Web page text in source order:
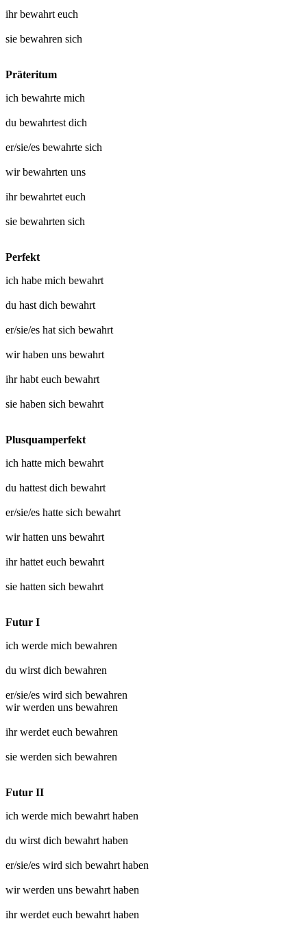
ihrbewahrt euch
sie bewahren sich
Präteritum
ich bewahrte mich
du bewahrtest dich
er/sie/es bewahrte sich
wirbewahrten uns
ihrbewahrtet euch
sie bewahrten sich
Perfekt
ich habe mich bewahrt
du hast dich bewahrt
er/sie/es hat sich bewahrt
wir haben uns bewahrt
ihr habt euch bewahrt
sie haben sich bewahrt
Plusquamperfekt
ich hatte mich bewahrt
du hattest dich bewahrt
er/sie/es hatte sich bewahrt
wir hatten uns bewahrt
ihr hattet euch bewahrt
sie hatten sich bewahrt
Futur I
ich werde mich bewahren
du wirst dich bewahren
er/sie/es wird sich bewahren
wir werden uns bewahren
ihr werdet euch bewahren
sie werden sich bewahren
Futur II
ich werde mich bewahrt haben
du wirst dich bewahrt haben
er/sie/es wird sich bewahrt haben
wir werden uns bewahrt haben
ihr werdet euch bewahrt haben